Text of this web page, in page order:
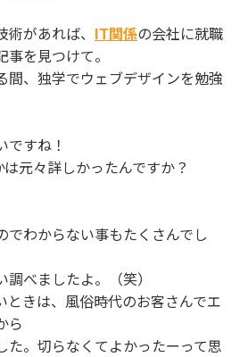
があれば、 IT関係の会社に就職
を見つけて。
間、独学でウェブデザインを勉強
ですね！
元々詳しかったんですか？
でわからない事もたくさんでし
べましたよ。（笑）
ときは、風俗時代のお客さんでエ
ら
た。切らなくてよかったーって思